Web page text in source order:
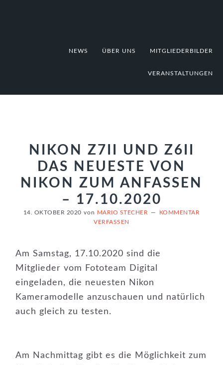
NEWS ÜBER UNS MITGLIEDERBILDER
VERANSTALTUNGEN
NIKON Z7II UND Z6II
DAS NEUESTE VON
NIKON ZUM ANFASSEN
– 17.10.2020
14. OKTOBER 2020 von MARIO STECHER
KOMMENTAR
VERFASSEN
Am Samstag, 17.10.2020 sind die
Mitglieder vom Fototeam Digital
eingeladen, die neuesten Nikon
Kameramodelle anzuschauen und natürlich
auch gleich zu testen.
Am Nachmittag gibt es die Möglichkeit zum